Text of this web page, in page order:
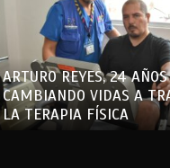
ARTURO REYES, 24 AÑOS
CAMBIANDO VIDAS A
LA TERAPIA FÍSICA